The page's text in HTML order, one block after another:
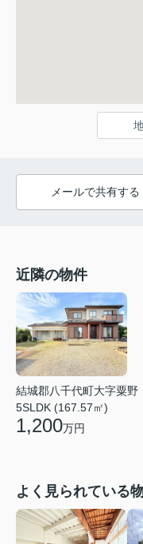
メールで共有する
近隣の物件
結城郡八千代町大字粟野
5SLDK (167.57㎡)
1,200万円
よく見られている